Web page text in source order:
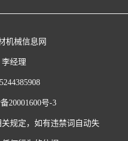
机械信息网
经理
20001600号-3
规定，如有违禁词自动失